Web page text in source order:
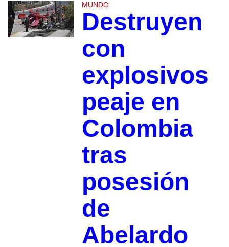
MUNDO
Destruyen
con
explosivos
peaje en
Colombia
tras
posesión
de
Abelardo